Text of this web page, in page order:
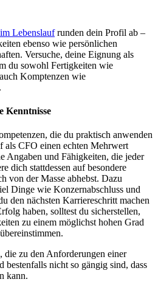
Lebenslaufrunden dein Profil ab –
ebenso wie persönlichen
Versuche, deine Eignung als
du sowohl Fertigkeiten wie
Komptenzen wie
Kenntnisse
die du praktisch anwenden
als CFO einen echten Mehrwert
Angaben und Fähigkeiten, die jeder
dich stattdessen auf besondere
von der Masse abhebst. Dazu
Dinge wie Konzernabschluss und
den nächsten Karriereschritt machen
haben, solltest du sicherstellen,
zu einem möglichst hohen Grad
die zu den Anforderungen einer
bestenfalls nicht so gängig sind, dass
kann.